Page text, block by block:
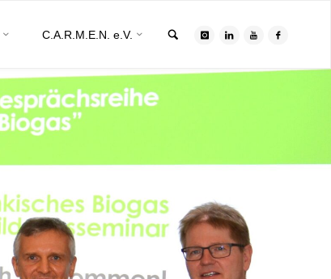
C.A.R.M.E.N. e.V.